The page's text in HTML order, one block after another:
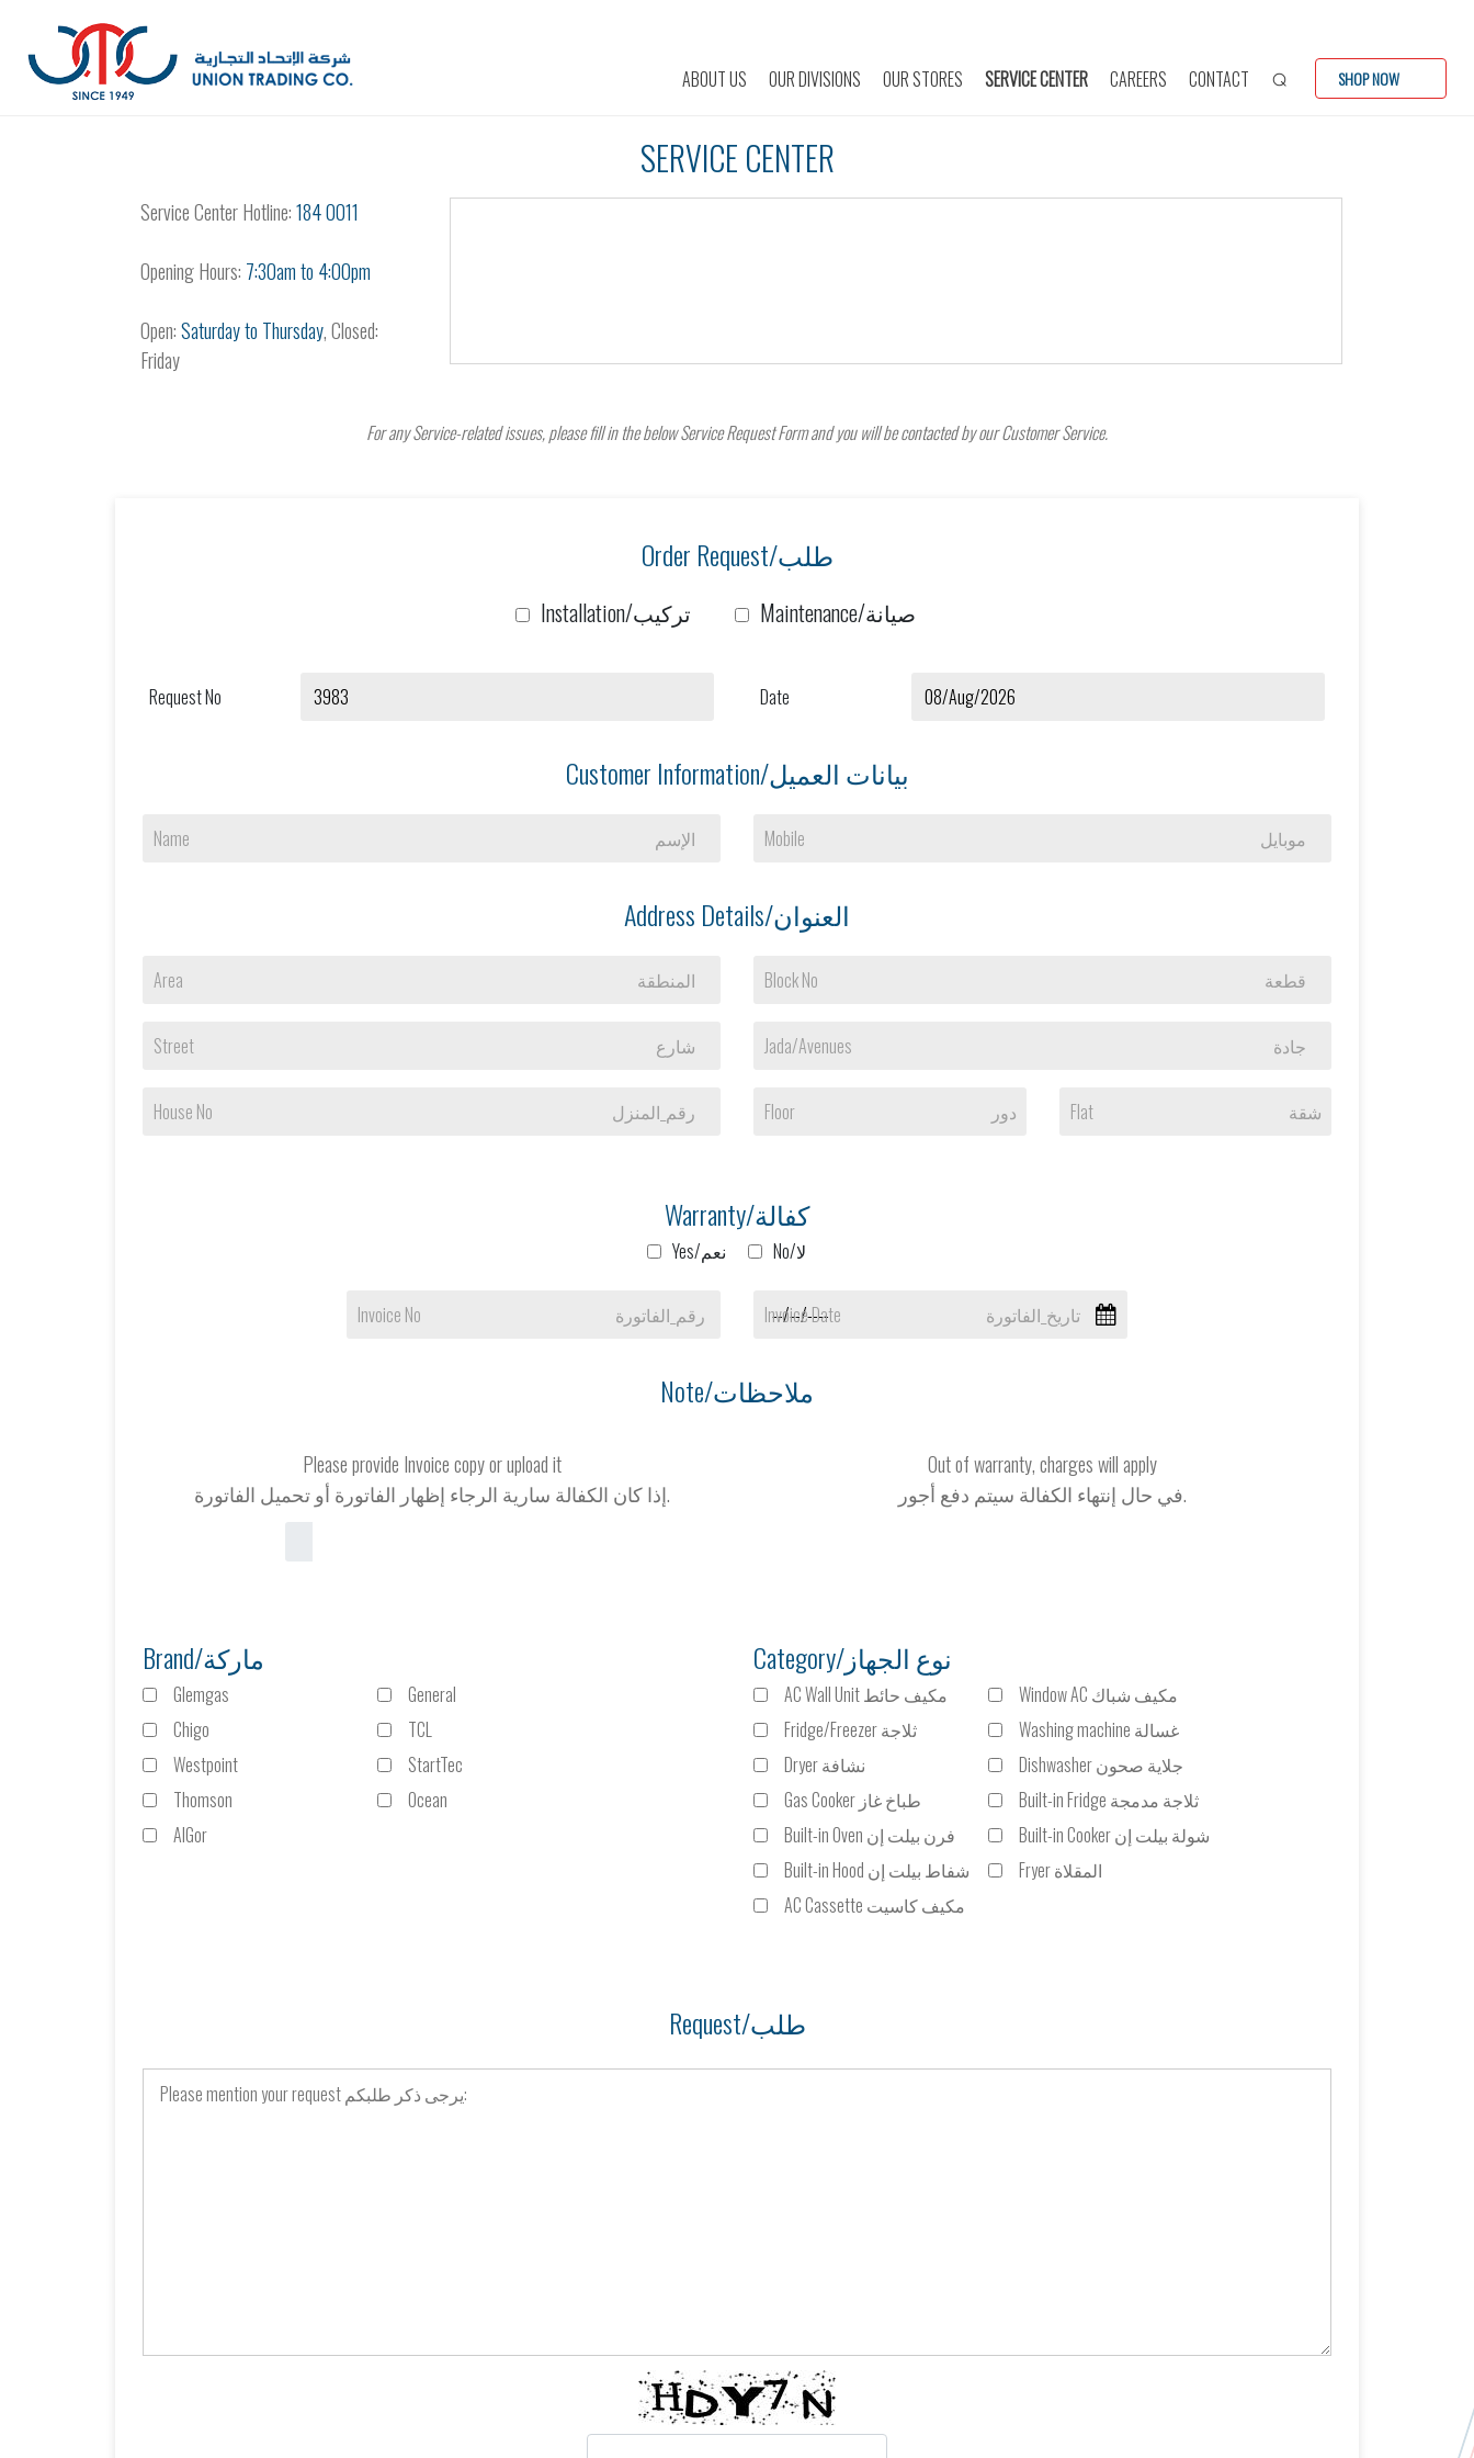
ABOUT US OUR DIVISIONS OUR STORES SERVICE CENTER CAREERS CONTACT SHOP NOW
SERVICE CENTER
Service Center Hotline:184 0011
Opening Hours: 7:30am to 4:00pm
Open:Saturday to Thursday, Closed:
Friday
For any Service-related issues, please fill in the below Service Request Form and you will be contacted by our Customer Service.
Order Request/طلب
Installation/تركيب Maintenance/صيانة
Request No Date
Customer Information/بيانات العميل
Name الإسم Mobile موبايل
Address Details/العنوان
Area المنطقة Block No قطعة
Street شارع Jada/Avenues جادة
House No رقم_المنزل Floor دور Flat شقة
Warranty/كفالة
Yes/نعم No/لا
Invoice No رقم_الفاتورة Invoice Date تاريخ_الفاتورة
Note/ملاحظات
Please provide Invoice copy or upload it
إذا كان الكفالة سارية الرجاء إظهار الفاتورة أو تحميل الفاتورة.
Out of warranty, charges will apply
في حال إنتهاء الكفالة سيتم دفع أجور.
Brand/ماركة
Glemgas
General
Chigo
TCL
Westpoint
StartTec
Thomson
Ocean
AlGor
Category/نوع الجهاز
AC Wall Unit مكيف حائط
Window AC مكيف شباك
Fridge/Freezer ثلاجة
Washing machine غسالة
Dryer نشافة
Dishwasher جلاية صحون
Gas Cooker طباخ غاز
Built-in Fridge ثلاجة مدمجة
Built-in Oven فرن بيلت إن
Built-in Cooker شولة بيلت إن
Built-in Hood شفاط بيلت إن
Fryer المقلاة
AC Cassette مكيف كاسيت
Request/طلب